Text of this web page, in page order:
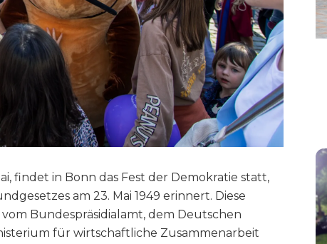
findet in Bonn das Fest der Demokratie statt,
am 23. Mai 1949 erinnert. Diese
Bundespräsidialamt, dem Deutschen
für wirtschaftliche Zusammenarbeit